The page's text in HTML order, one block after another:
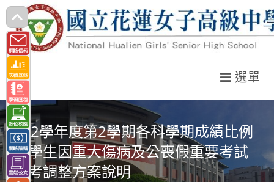
跳
轉
至
主
要
內
容
選單
112學年度第2學期各科學期成績比例
和學生因重大傷病及公喪假重要考試
缺考調整方案說明